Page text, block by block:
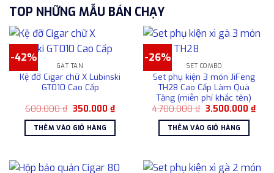
TOP NHỮNG MẪU BÁN CHẠY
-42%
GẠT TÀN
Kệ đỡ Cigar chữ X Lubinski
GT010 Cao Cấp
600.000₫ Giá
là:
600.000 ₫.
350.000 ₫Giá
tại
THÊM VÀO GIỎ HÀNG
-26%
SET COMBO
Set phụ kiện 3 món JiFeng
TH28 Cao Cấp Làm Quà
Tặng (miễn phí khắc tên)
4.700.000₫ Giá
là:
4.700.000 ₫.
3.500.000 ₫Giá
THÊM VÀO GIỎ HÀNG